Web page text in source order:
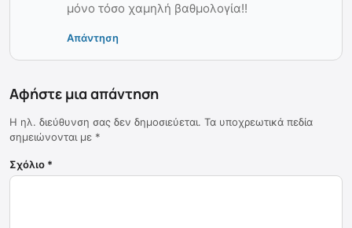
μόνο τόσο χαμηλή βαθμολογία!!
Απάντηση
Αφήστε μια απάντηση
Η ηλ. διεύθυνση σας δεν δημοσιεύεται. Τα υποχρεωτικά πεδία
σημειώνονται με *
Σχόλιο *